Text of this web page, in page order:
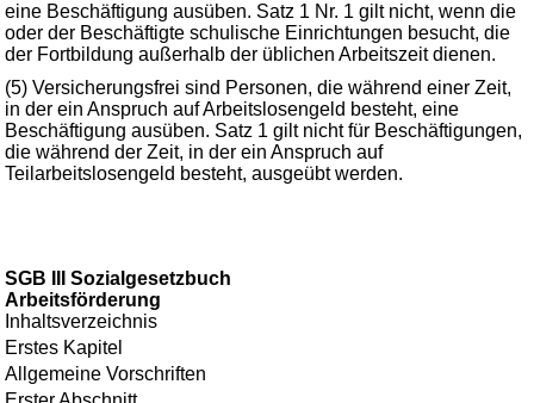
eine Beschäftigung ausüben. Satz 1 Nr. 1 gilt nicht, wenn die
oder der Beschäftigte schulische Einrichtungen besucht, die
der Fortbildung außerhalb der üblichen Arbeitszeit dienen.
(5) Versicherungsfrei sind Personen, die während einer Zeit,
in der ein Anspruch auf Arbeitslosengeld besteht, eine
Beschäftigung ausüben. Satz 1 gilt nicht für Beschäftigungen,
die während der Zeit, in der ein Anspruch auf
Teilarbeitslosengeld besteht, ausgeübt werden.
SGB III Sozialgesetzbuch
Arbeitsförderung
Inhaltsverzeichnis
Erstes Kapitel
Allgemeine Vorschriften